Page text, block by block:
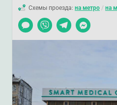
Схемы проезда: на метро / на
Чат
Viber TelegramMessenger